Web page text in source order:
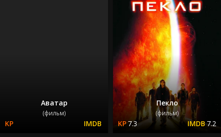
Аватар
(фильм)
Пекло
(фильм)
7.3 7.2